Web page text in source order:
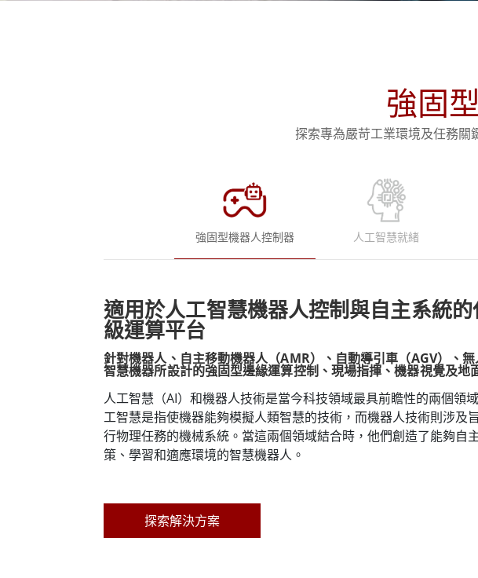
強固
探索專為嚴苛工業環境及任務關
強固型機器人控制器 人工智慧就緒
適用於人工智慧機器人控制與自主系統
級運算平台
針對機器人、自主移動機器人（AMR）、自動導引車（AGV）、
智慧機器所設計的強固型邊緣運算控制、現場指揮、機器視覺及地
人工智慧（AI）和機器人技術是當今科技領域最具前瞻性的兩個領
工智慧是指使機器能夠模擬人類智慧的技術，而機器人技術則涉及
行物理任務的機械系統。當這兩個領域結合時，他們創造了能夠自
策、學習和適應環境的智慧機器人。
探索解決方案